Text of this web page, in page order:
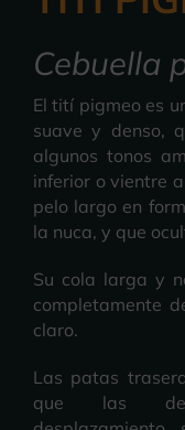
Cebuella
El tití pigmeo es
suave y denso,
algunos tonos
inferior o vientre
pelo largo en
la nuca, y que
Su cola larga y
completamente
claro.
Las patas
que las